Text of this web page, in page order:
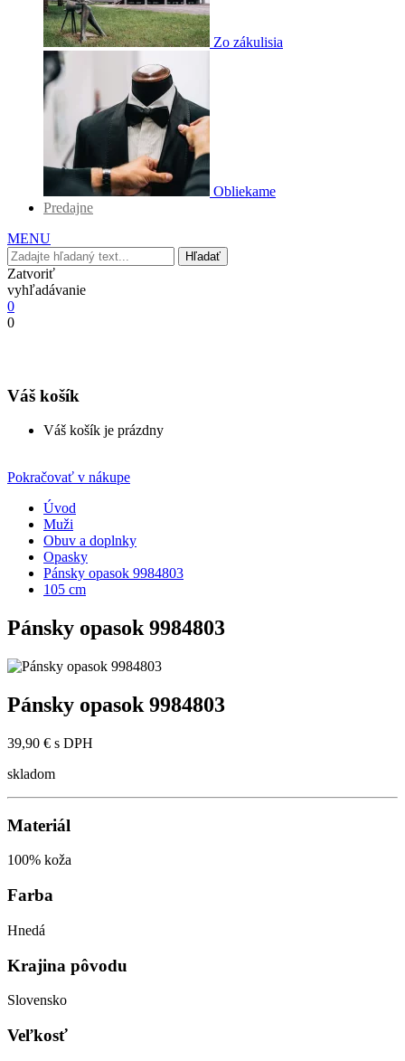
Zo zákulisia
Obliekame
Predajne
MENU
Hľadať
Zatvoriť
vyhľadávanie
0
0
Váš košík
Váš košík je prázdny
Pokračovať v nákupe
Úvod
Muži
Obuv a doplnky
Opasky
Pánsky opasok 9984803
105 cm
Pánsky opasok 9984803
Pánsky opasok 9984803
39,90 € s DPH
skladom
Materiál
100% koža
Farba
Hnedá
Krajina pôvodu
Slovensko
Veľkosť